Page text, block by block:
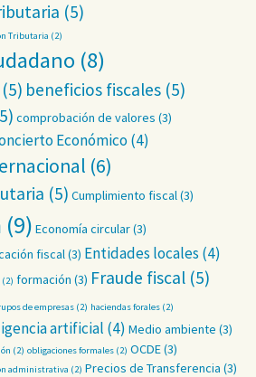
(5)
Tributaria (2)
(8)
(5) beneficios fiscales (5)
comprobación de valores (3)
Económico(4)
(6)
(5) Cumplimiento fiscal(3)
(9) Economía circular(3)
fiscal(3) Entidades locales (4)
(2) formación (3) Fraude fiscal (5)
de empresas (2) haciendas forales (2)
artificial (4) Medio ambiente (3)
(2) obligaciones formales (2) OCDE(3)
administrativa (2) Precios de Transferencia (3)